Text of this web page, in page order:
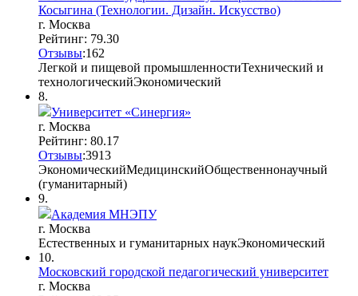
Косыгина (Технологии. Дизайн. Искусство)
г. Москва
Рейтинг: 79.30
Отзывы:162
Легкой и пищевой промышленностиТехнический и
технологическийЭкономический
8.
Университет «Синергия»
г. Москва
Рейтинг: 80.17
Отзывы:3913
ЭкономическийМедицинскийОбщественнонаучный
(гуманитарный)
9.
Академия МНЭПУ
г. Москва
Естественных и гуманитарных наукЭкономический
10.
Московский городской педагогический университет
г. Москва